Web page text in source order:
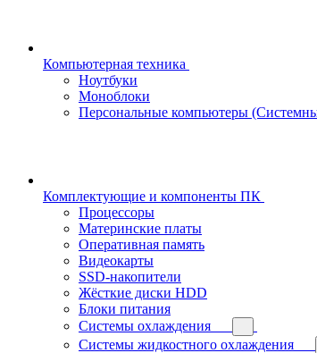
Компьютерная техника
Ноутбуки
Моноблоки
Персональные компьютеры
Комплектующие и компоненты ПК
Процессоры
Материнские платы
Оперативная память
Видеокарты
SSD-накопители
Жёсткие диски HDD
Блоки питания
Системы охлаждения
Системы жидкостного охлаждения